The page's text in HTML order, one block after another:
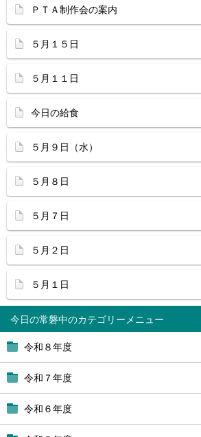
今日の常磐中
令和８年度
令和７年度
令和６年度
ＰＴＡ制作会の案内
５月１５日
５月１１日
今日の給食
５月９日（水）
５月８日
５月７日
５月２日
５月１日